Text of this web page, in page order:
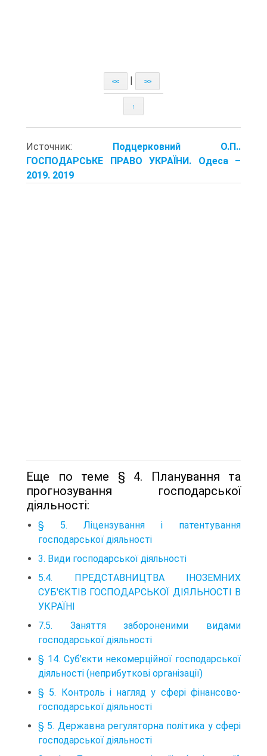
<< >>
↑
Источник: Подцерковний О.П..
ГОСПОДАРСЬКЕ ПРАВО УКРАЇНИ. Одеса –
2019. 2019
Еще по теме § 4. Планування та
прогнозування господарської
діяльності:
§ 5. Ліцензування і патентування
господарської діяльності
3. Види господарської діяльності
5.4. ПРЕДСТАВНИЦТВА ІНОЗЕМНИХ
СУБ'ЄКТІВ ГОСПОДАРСЬКОЇ ДІЯЛЬНОСТІ В
УКРАЇНІ
7.5. Заняття забороненими видами
господарської діяльності
§ 14. Суб'єкти некомерційної господарської
діяльності (неприбуткові організації)
§ 5. Контроль і нагляд у сфері фінансово-
господарської діяльності
§ 5. Державна регуляторна політика у сфері
господарської діяльності